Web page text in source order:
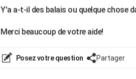
Y'a a-t-il des balais ou quelque chose
Merci beaucoup de votre aide!
Posez votre question Partager